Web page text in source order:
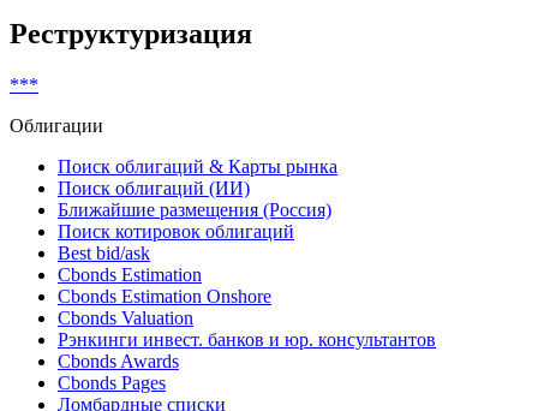
Реструктуризация
***
Облигации
Поиск облигаций & Карты рынка
Поиск облигаций (ИИ)
Ближайшие размещения (Россия)
Поиск котировок облигаций
Best bid/ask
Cbonds Estimation
Cbonds Estimation Onshore
Cbonds Valuation
Рэнкинги инвест. банков и юр. консультантов
Cbonds Awards
Cbonds Pages
Ломбардные списки